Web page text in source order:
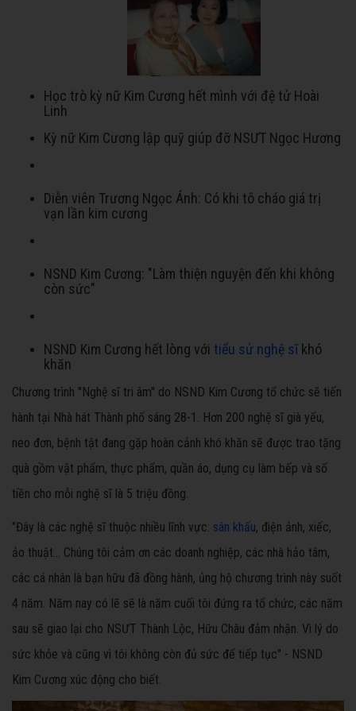
Học trò kỳ nữ Kim Cương hết mình với đệ tử Hoài
Linh
Kỳ nữ Kim Cương lập quỹ giúp đỡ NSƯT Ngọc Hương
Diễn viên Trương Ngọc Ánh: Có khi tô cháo giá trị
vạn lần kim cương
NSND Kim Cương: "Làm thiện nguyện đến khi không
còn sức"
NSND Kim Cương hết lòng với tiểu sử nghệ sĩkhó
khăn
Chương trình "Nghệ sĩ tri âm" do NSND Kim Cương tổ chức sẽ tiến
hành tại Nhà hát Thành phố sáng 28-1. Hơn 200 nghệ sĩ già yếu,
neo đơn, bệnh tật đang gặp hoàn cảnh khó khăn sẽ được trao tặng
quà gồm vật phẩm, thực phẩm, quần áo, dụng cụ làm bếp và số
tiền cho mỗi nghệ sĩ là 5 triệu đồng.
"Đây là các nghệ sĩ thuộc nhiều lĩnh vực: sân khấu, điện ảnh, xiếc,
ảo thuật… Chúng tôi cảm ơn các doanh nghiệp, các nhà hảo tâm,
các cá nhân là bạn hữu đã đồng hành, ủng hộ chương trình này suốt
4 năm. Năm nay có lẽ sẽ là năm cuối tôi đứng ra tổ chức, các năm
sau sẽ giao lại cho NSƯT Thành Lộc, Hữu Châu đảm nhận. Vì lý do
sức khỏe và cũng vì tôi không còn đủ sức để tiếp tục" - NSND
Kim Cương xúc động cho biết.